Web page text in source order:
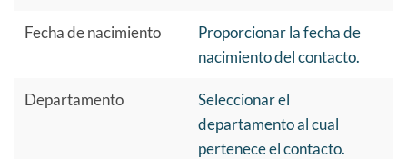
Fecha de nacimiento
Proporcionar la fecha de
nacimiento del contacto.
Departamento
Seleccionar el
departamento al cual
pertenece el contacto.